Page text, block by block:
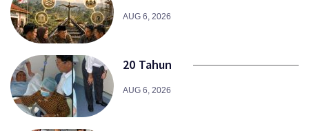
AUG 6, 2026
20 Tahun
AUG 6, 2026